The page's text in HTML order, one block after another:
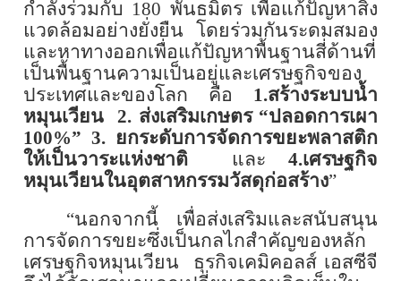
กำลังร่วมกับ 180 พันธมิตร เพื่อแก้ปัญหาสิ่ง
แวดล้อมอย่างยั่งยืน โดยร่วมกันระดมสมอง
และหาทางออกเพื่อแก้ปัญหาพื้นฐานสี่ด้านที่
เป็นพื้นฐานความเป็นอยู่และเศรษฐกิจของ
ประเทศและของโลก คือ 1 .สร้างระบบน้ำ
หมุนเวียน
2. ส่งเสริมเกษตร “ปลอดการเผา
100%” 3. ยกระดับการจัดการขยะพลาสติก
ให้เป็นวาระแห่งชาติ
และ4.เศรษฐกิจ
หมุนเวียนในอุตสาหกรรมวัสดุก่อสร้าง”
“นอกจากนี้ เพื่อส่งเสริมและสนับสนุน
การจัดการขยะซึ่งเป็นกลไกสำคัญของหลัก
เศรษฐกิจหมุนเวียน
ธุรกิจเคมิคอลส์ เอสซีจี